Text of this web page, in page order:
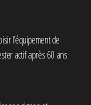
l’équipement de
actif après 60 ans